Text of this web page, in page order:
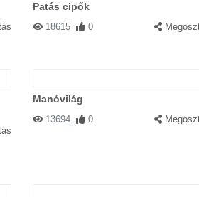
Patás cipők
18615 0
Manóvilág
13694 0